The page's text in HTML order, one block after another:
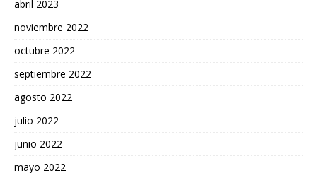
abril 2023
noviembre 2022
octubre 2022
septiembre 2022
agosto 2022
julio 2022
junio 2022
mayo 2022